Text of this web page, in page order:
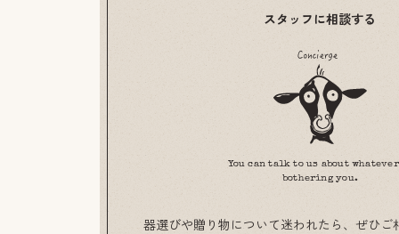
スタッフに相談する
You can talk to us about
bothering you.
器選びや贈り物について迷われたら、ぜひご